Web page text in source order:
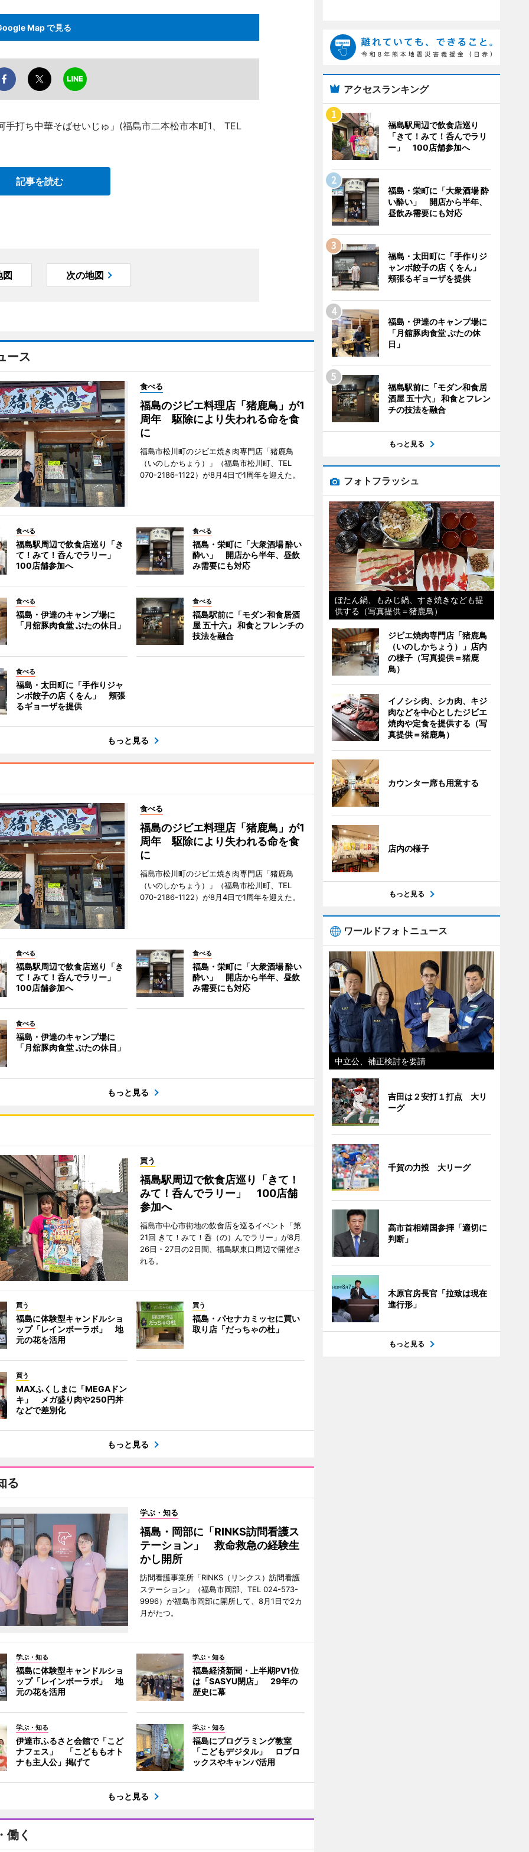
Map で見る
打ち中華そばせいじゅ」(福島市二本松市本町1、 TEL
記事を読む
図 次の地図
ース
食べる
福島のジビエ料理店「猪鹿鳥」が1
周年 駆除により失われる命を食
に
福島市松川町のジビエ焼き肉専門店「猪鹿鳥
（いのしかちょう）」（福島市松川町、TEL
070-2186-1122）が8月4日で1周年を迎えた。
食べる
福島駅周辺で飲食店巡り「き
て！みて！呑んでラリー」
100店舗参加へ
食べる
福島・栄町に「大衆酒場 酔い
酔い」 開店から半年、昼飲
み需要にも対応
食べる
福島・伊達のキャンプ場に
「月舘豚肉食堂 ぶたの休日」
食べる
福島駅前に「モダン和食居酒
屋 五十六」 和食とフレンチの
技法を融合
食べる
福島・太田町に「手作りジャ
ンボ餃子の店 くをん」 頬張
るギョーザを提供
もっと見る
食べる
福島のジビエ料理店「猪鹿鳥」が1
周年 駆除により失われる命を食
に
福島市松川町のジビエ焼き肉専門店「猪鹿鳥
（いのしかちょう）」（福島市松川町、TEL
070-2186-1122）が8月4日で1周年を迎えた。
食べる
福島駅周辺で飲食店巡り「き
て！みて！呑んでラリー」
100店舗参加へ
食べる
福島・栄町に「大衆酒場 酔い
酔い」 開店から半年、昼飲
み需要にも対応
食べる
福島・伊達のキャンプ場に
「月舘豚肉食堂 ぶたの休日」
もっと見る
買う
福島駅周辺で飲食店巡り「きて！
みて！呑んでラリー」 100店舗
参加へ
福島市中心市街地の飲食店を巡るイベント「第
21回 きて！みて！呑（の）んでラリー」が8月
26日・27日の2日間、福島駅東口周辺で開催さ
れる。
買う
福島に体験型キャンドルショ
ップ「レインボーラボ」 地
元の花を活用
買う
福島・パセナカミッセに買い
取り店「だっちゃの杜」
買う
MAXふくしまに「MEGAドン
キ」 メガ盛り肉や250円丼
などで差別化
もっと見る
る
学ぶ・知る
福島・岡部に「RINKS訪問看護ス
テーション」 救命救急の経験生
かし開所
訪問看護事業所「RINKS（リンクス）訪問看護
ステーション」（福島市岡部、TEL 024-573-
9996）が福島市岡部に開所して、8月1日で2カ
月がたつ。
学ぶ・知る
福島に体験型キャンドルショ
ップ「レインボーラボ」 地
元の花を活用
学ぶ・知る
福島経済新聞・上半期PV1位
は「SASYU閉店」 29年の
歴史に幕
学ぶ・知る
伊達市ふるさと会館で「こど
ナフェス」 「こどももオト
ナも主人公」掲げて
学ぶ・知る
福島にプログラミング教室
「こどもデジタル」 ロブロ
ックスやキャンバ活用
もっと見る
働く
アクセスランキング
福島駅周辺で飲食店巡り
「きて！みて！呑んでラリ
ー」 100店舗参加へ
福島・栄町に「大衆酒場 酔
い酔い」 開店から半年、
昼飲み需要にも対応
福島・太田町に「手作りジ
ャンボ餃子の店 くをん」
頬張るギョーザを提供
福島・伊達のキャンプ場に
「月舘豚肉食堂 ぶたの休
日」
福島駅前に「モダン和食居
酒屋 五十六」 和食とフレン
チの技法を融合
もっと見る
フォトフラッシュ
ぼたん鍋、もみじ鍋、すき焼きなども提
供する（写真提供＝猪鹿鳥）
ジビエ焼肉専門店「猪鹿鳥
（いのしかちょう）」店内
の様子（写真提供＝猪鹿
鳥）
イノシシ肉、シカ肉、キジ
肉などを中心としたジビエ
焼肉や定食を提供する（写
真提供＝猪鹿鳥）
カウンター席も用意する
店内の様子
もっと見る
ワールドフォトニュース
中立公、補正検討を要請
吉田は２安打１打点 大リ
ーグ
千賀の力投 大リーグ
高市首相靖国参拝「適切に
判断」
木原官房長官「拉致は現在
進行形」
もっと見る